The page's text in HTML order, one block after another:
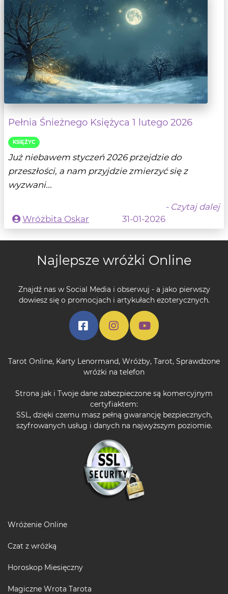
Pełnia Śnieżnego Księżyca 1 lutego 2026
KSIĘŻYC
Już niebawem styczeń 2026 przejdzie do
przeszłości, a nam przyjdzie zmierzyć się z
wyzwani...
- Czytaj dalej
Wróżbita Oskar
31-01-2026
Najlepsze wróżki Online
Znajdź nas w Social Media i obserwuj - a jako pierwszy
dowiesz się o promocjach i artykułach ezoterycznych.
Tarot Online, Karty Lenormand, Wróżby, Tarot, Sprawdzone
wróżki na telefon
Strona jak i Twoje dane zabezpieczone są komercyjnym
certyfiaktem:
SSL, dzięki czemu masz pełną gwarancję bezpiecznych,
szyfrowanych usług i danych na najwyższym poziomie.
Wróżenie Online
Czat z wróżką
Horoskop Miesięczny
Magiczne Wrota Tarota